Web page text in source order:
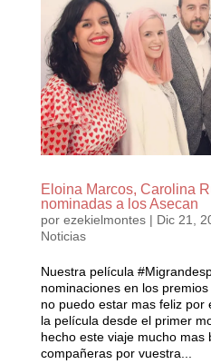
Eloina Marcos, Carolina
nominadas a los Asecan
por ezekielmontes| Dic 21,
Noticias
Nuestra película
nominaciones en los
no puedo estar mas feliz por
la película desde el primer
hecho este viaje mucho mas
compañeras por vuestra...